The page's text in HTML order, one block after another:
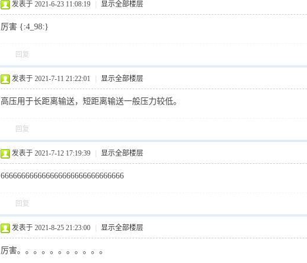
发表于 2021-6-23 11:08:19 显示全部楼层
厉害 {:4_98:}
回复
发表于 2021-7-11 21:22:01 显示全部楼层
高压用于长距离输送，短距离输送一般压力较低。
回复
发表于 2021-7-12 17:19:39 显示全部楼层
666666666666666666666666666666
回复
发表于 2021-8-25 21:23:00 显示全部楼层
厉害。。。。。。。。。。。